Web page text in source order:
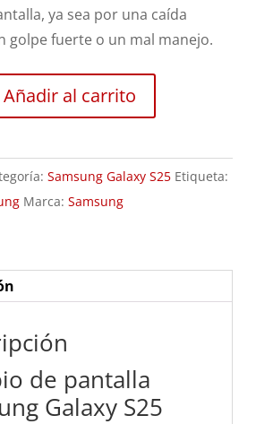
ya sea por una caída
golpe fuerte o un mal manejo.
Añadir al carrito
Samsung Galaxy S25 Etiqueta:
Marca: Samsung
de pantalla
Galaxy S25